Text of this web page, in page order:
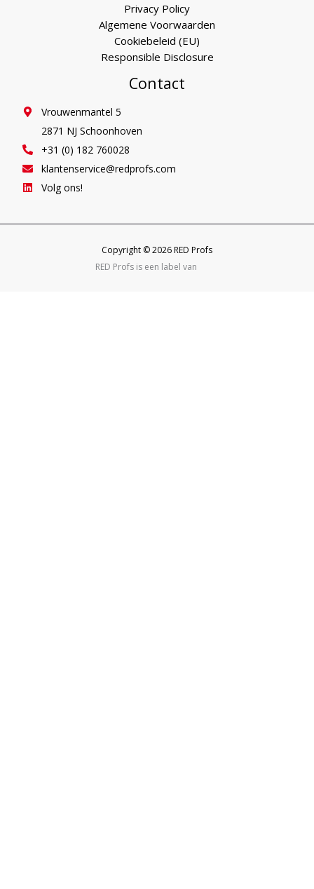
Privacy Policy
Algemene Voorwaarden
Cookiebeleid (EU)
Responsible Disclosure
Contact
Vrouwenmantel 5
2871 NJ Schoonhoven
+31 (0) 182 760028
klantenservice@redprofs.com
Volg ons!
Copyright © 2026 RED Profs
RED Profs is een label van